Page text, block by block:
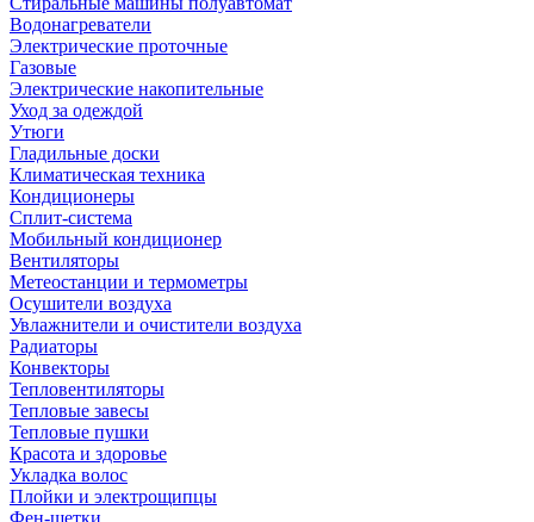
Водонагреватели
Электрические проточные
Газовые
Электрические накопительные
Уход за одеждой
Утюги
Гладильные доски
Климатическая техника
Кондиционеры
Сплит-система
Мобильный кондиционер
Вентиляторы
Метеостанции и термометры
Осушители воздуха
Увлажнители и очистители воздуха
Радиаторы
Конвекторы
Тепловентиляторы
Тепловые завесы
Тепловые пушки
Красота и здоровье
Укладка волос
Плойки и электрощипцы
Фен-щетки